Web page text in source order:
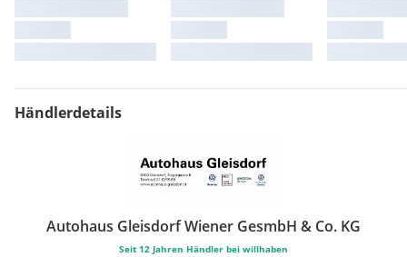
Händlerdetails
Autohaus Gleisdorf Wiener GesmbH & Co. KG
Seit 12 Jahren Händler bei willhaben